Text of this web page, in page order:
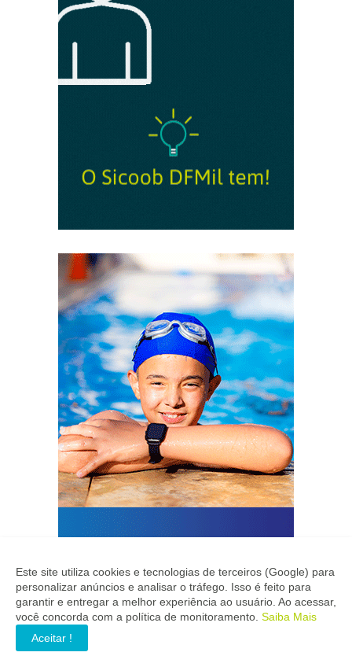
Este site utiliza cookies e tecnologias de terceiros (Google) para
personalizar anúncios e analisar o tráfego. Isso é feito para
garantir e entregar a melhor experiência ao usuário. Ao acessar,
você concorda com a política de monitoramento. Saiba Mais
Aceitar !